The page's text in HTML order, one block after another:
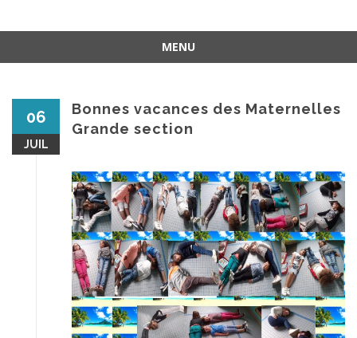
MENU
06
JUIL
Bonnes vacances des Maternelles
Grande section